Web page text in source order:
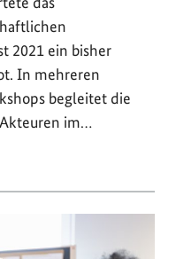
2021 ein bisher
In mehreren
begleitet die
im…